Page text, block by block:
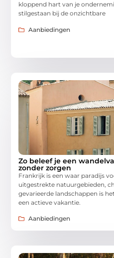
kloppend hart van je
stilgestaan bij de onzichtbare
Aanbiedingen
Zo beleef je een
zonder zorgen
Frankrijk is een waar paradijs
uitgestrekte natuurgebieden,
gevarieerde landschappen is
een actieve vakantie.
Aanbiedingen